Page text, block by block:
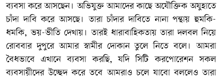
ব্যবসা করে আসছেন। অভিযুক্ত আমাদের কাছে অযৌক্তিক অযুহাতে
চাঁদা দাবি করে আসছে। তারা চাঁদার দাবিতে নানা পন্থায় হুমকি-
ধমকি, ভয়-ভীতি দেখায়। তারই ধারাবাহিকতায় তারা দলবল নিয়ে
রোববার দুপুরে আমার স্বামীর দোকান তুলে নিতে বলে। আমরা
বৈধভাবে এখানে ব্যবসা করছি, যদি সিটি করপোরেশন সকল
ব্যবসায়ীদের উচ্ছেদ করে তবে আমরাও চলে যাবো বললেও তারা